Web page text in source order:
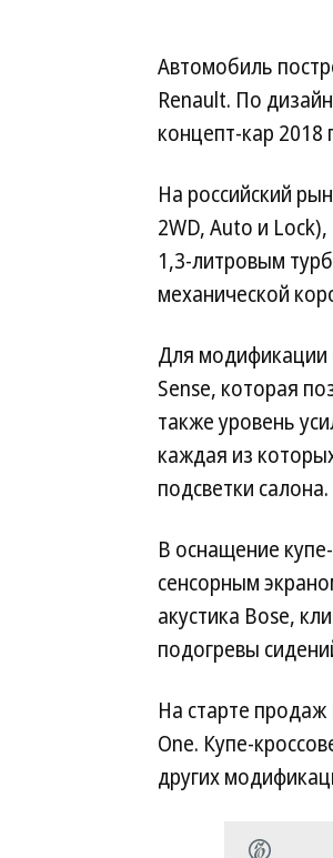
Автомобиль
Renault. По
концепт-кар 2018
На российский
2WD, Auto и
1,3-литровым
механической
Для модификации
Sense, которая
также уровень
каждая из
подсветки салона.
В оснащение
сенсорным
акустика Bose,
подогревы
На старте
One. Купе-
других